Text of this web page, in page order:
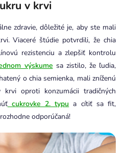
v krvi
zdravie, dôležité je, aby ste mali
Viaceré štúdie potvrdili, že chia
rezistenciu a zlepšiť kontrolu
výskume sa zistilo, že ľudia,
o chia semienka, mali zníženú
oproti konzumácii tradičných
cukrovke 2. typu a cítiť sa fit,
odporúčaná!